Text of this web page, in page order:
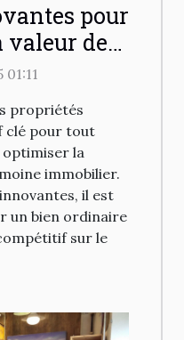
pour
valeur de
propriétés
clé pour tout
la
immobilier.
il est
un bien ordinaire
sur le